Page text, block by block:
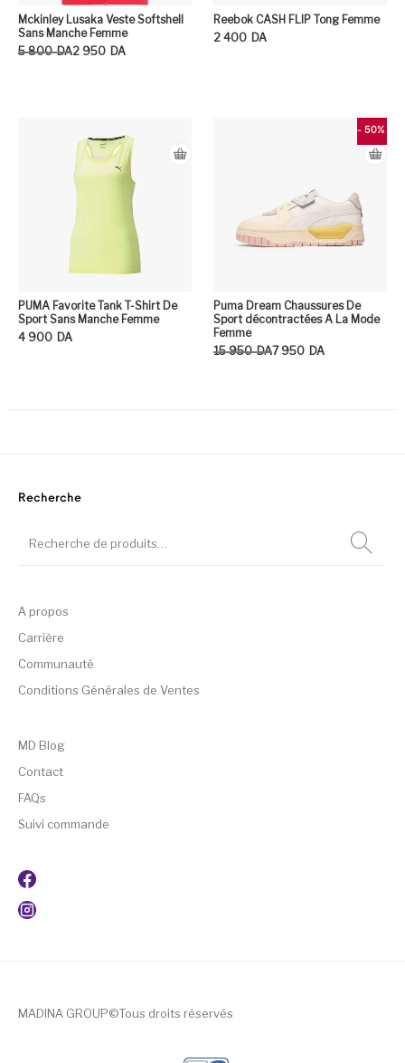
Mckinley Lusaka Veste Softshell
Sans Manche Femme
5 800 DA
Le prix initial était : 5 800DA.
2 950 DA
Le prix actuel est : 2 950DA.
Reebok CASH FLIP Tong Femme
2 400 DA
PUMA Favorite Tank T-Shirt De
Sport Sans Manche Femme
4 900 DA
- 50%
Puma Dream Chaussures De
Sport décontractées A La Mode
Femme
15 950 DA
Le prix initial était : 15 950DA.
7 950 DA
Le prix actuel est : 7 950DA.
Recherche
A propos
Carrière
Communauté
Conditions Générales de Ventes
MD Blog
Contact
FAQs
Suivi commande
MADINA GROUP©Tous droits réservés